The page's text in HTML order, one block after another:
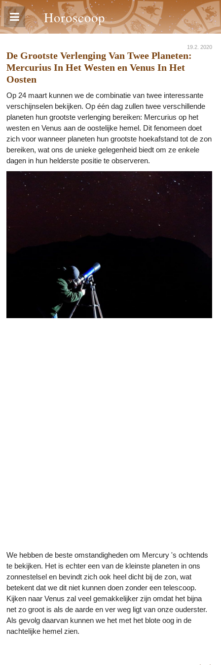
Horoscoop
19.2. 2020
De Grootste Verlenging Van Twee Planeten:
Mercurius In Het Westen en Venus In Het
Oosten
Op 24 maart kunnen we de combinatie van twee interessante
verschijnselen bekijken. Op één dag zullen twee verschillende
planeten hun grootste verlenging bereiken: Mercurius op het
westen en Venus aan de oostelijke hemel. Dit fenomeen doet
zich voor wanneer planeten hun grootste hoekafstand tot de zon
bereiken, wat ons de unieke gelegenheid biedt om ze enkele
dagen in hun helderste positie te observeren.
We hebben de beste omstandigheden om Mercury 's ochtends
te bekijken. Het is echter een van de kleinste planeten in ons
zonnestelsel en bevindt zich ook heel dicht bij de zon, wat
betekent dat we dit niet kunnen doen zonder een telescoop.
Kijken naar Venus zal veel gemakkelijker zijn omdat het bijna
net zo groot is als de aarde en ver weg ligt van onze ouderster.
Als gevolg daarvan kunnen we het met het blote oog in de
nachtelijke hemel zien.